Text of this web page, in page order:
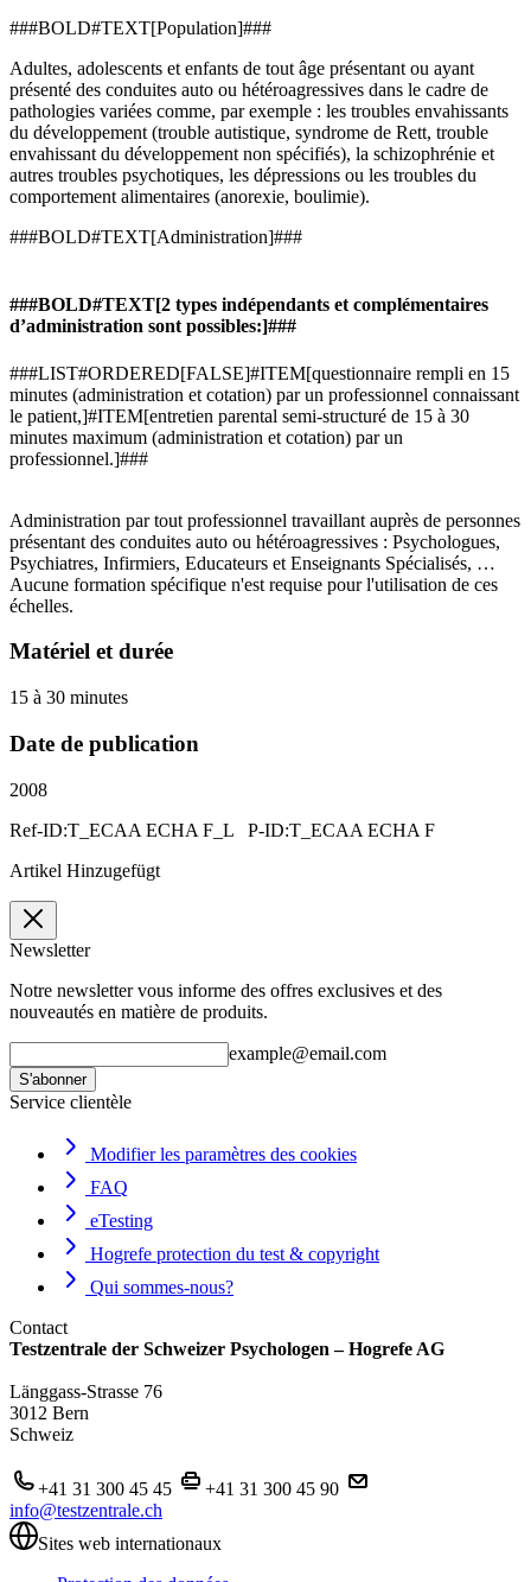
###BOLD#TEXT[Population]###
Adultes, adolescents et enfants de tout âge présentant ou ayant
présenté des conduites auto ou hétéroagressives dans le cadre de
pathologies variées comme, par exemple : les troubles envahissants
du développement (trouble autistique, syndrome de Rett, trouble
envahissant du développement non spécifiés), la schizophrénie et
autres troubles psychotiques, les dépressions ou les troubles du
comportement alimentaires (anorexie, boulimie).
###BOLD#TEXT[Administration]###
###BOLD#TEXT[2 types indépendants et complémentaires
d’administration sont possibles:]###
###LIST#ORDERED[FALSE]#ITEM[questionnaire rempli en 15
minutes (administration et cotation) par un professionnel connaissant
le patient,]#ITEM[entretien parental semi-structuré de 15 à 30
minutes maximum (administration et cotation) par un
professionnel.]###
Administration par tout professionnel travaillant auprès de personnes
présentant des conduites auto ou hétéroagressives : Psychologues,
Psychiatres, Infirmiers, Educateurs et Enseignants Spécialisés, …
Aucune formation spécifique n'est requise pour l'utilisation de ces
échelles.
Matériel et durée
15 à 30 minutes
Date de publication
2008
Ref-ID:T_ECAA ECHA F_L P-ID:T_ECAA ECHA F
Artikel Hinzugefügt
Newsletter
Notre newsletter vous informe des offres exclusives et des
nouveautés en matière de produits.
example@email.com
S'abonner
Service clientèle
Modifier les paramètres des cookies
FAQ
eTesting
Hogrefe protection du test & copyright
Qui sommes-nous?
Contact
Testzentrale der Schweizer Psychologen – Hogrefe AG
Länggass-Strasse 76
3012 Bern
Schweiz
+41 31 300 45 45
+41 31 300 45 90
info@testzentrale.ch
Sites web internationaux